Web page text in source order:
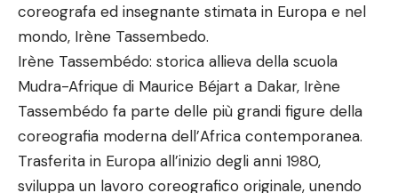
coreografa ed insegnante stimata in Europa e nel
mondo, Irène Tassembedo.
Irène Tassembédo: storica allieva della scuola
Mudra-Afrique di Maurice Béjart a Dakar, Irène
Tassembédo fa parte delle più grandi figure della
coreografia moderna dell’Africa contemporanea.
Trasferita in Europa all’inizio degli anni 1980,
sviluppa un lavoro coreografico originale, unendo